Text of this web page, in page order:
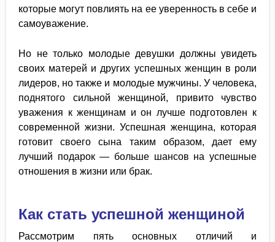
которые могут повлиять на ее уверенность в себе и
самоуважение.
Но не только молодые девушки должны увидеть
своих матерей и других успешных женщин в роли
лидеров, но также и молодые мужчины. У человека,
поднятого сильной женщиной, привито чувство
уважения к женщинам и он лучше подготовлен к
современной жизни. Успешная женщина, которая
готовит своего сына таким образом, дает ему
лучший подарок — больше шансов на успешные
отношения в жизни или брак.
Как стать успешной женщиной
Рассмотрим пять основных отличий и